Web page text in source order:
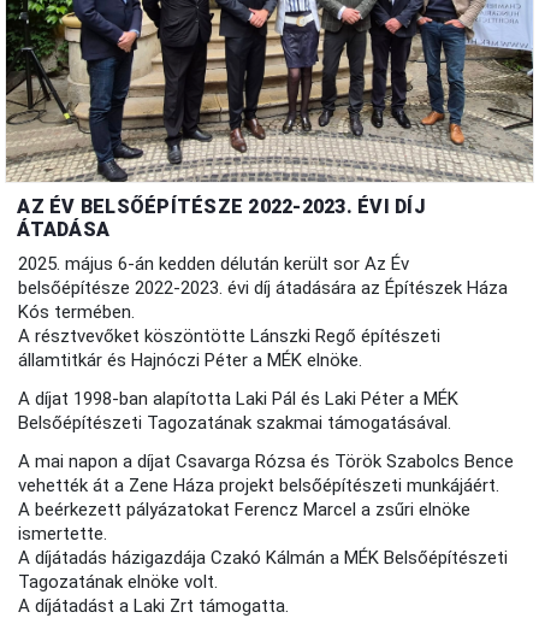
AZ ÉV BELSŐÉPÍTÉSZE 2022-2023. ÉVI DÍJ
ÁTADÁSA
2025. május 6-án kedden délután került sor Az Év
belsőépítésze 2022-2023. évi díj átadására az Építészek Háza
Kós termében.
A résztvevőket köszöntötte Lánszki Regő építészeti
államtitkár és Hajnóczi Péter a MÉK elnöke.
A díjat 1998-ban alapította Laki Pál és Laki Péter a MÉK
Belsőépítészeti Tagozatának szakmai támogatásával.
A mai napon a díjat Csavarga Rózsa és Török Szabolcs Bence
vehették át a Zene Háza projekt belsőépítészeti munkájáért.
A beérkezett pályázatokat Ferencz Marcel a zsűri elnöke
ismertette.
A díjátadás házigazdája Czakó Kálmán a MÉK Belsőépítészeti
Tagozatának elnöke volt.
A díjátadást a Laki Zrt támogatta.